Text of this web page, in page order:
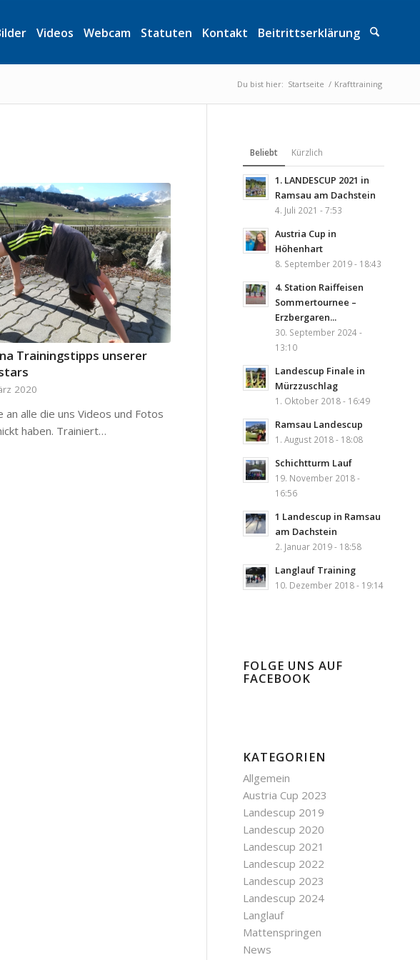
Videos Webcam Statuten Kontakt Beitrittserklärung
Du bist hier: Startseite / Krafttraining
Trainingstipps unserer
2020
an alle die uns Videos und Fotos
haben. Trainiert…
Beliebt Kürzlich
1. LANDESCUP 2021 in
Ramsau am Dachstein
4. Juli 2021 - 7:53
Austria Cup in
Höhenhart
8. September 2019 - 18:43
4. Station Raiffeisen
Sommertournee –
Erzbergaren...
30. September 2024 -
13:10
Landescup Finale in
Mürzzuschlag
1. Oktober 2018 - 16:49
Ramsau Landescup
1. August 2018 - 18:08
Schichtturm Lauf
19. November 2018 -
16:56
1 Landescup in Ramsau
am Dachstein
2. Januar 2019 - 18:58
Langlauf Training
10. Dezember 2018 - 19:14
FOLGE UNS AUF
FACEBOOK
KATEGORIEN
Allgemein
Austria Cup 2023
Landescup 2019
Landescup 2020
Landescup 2021
Landescup 2022
Landescup 2023
Landescup 2024
Langlauf
Mattenspringen
News